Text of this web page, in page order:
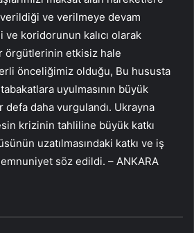
verildiği ve verilmeye devam
koridorunun kalıcı olarak
örgütlerinin etkisiz hale
önceliğimiz olduğu, Bu hususta
uyulmasının büyük
defa daha vurgulandı. Ukrayna
krizinin tahliline büyük katkı
uzatılmasındaki katkı ve iş
söz edildi. – ANKARA